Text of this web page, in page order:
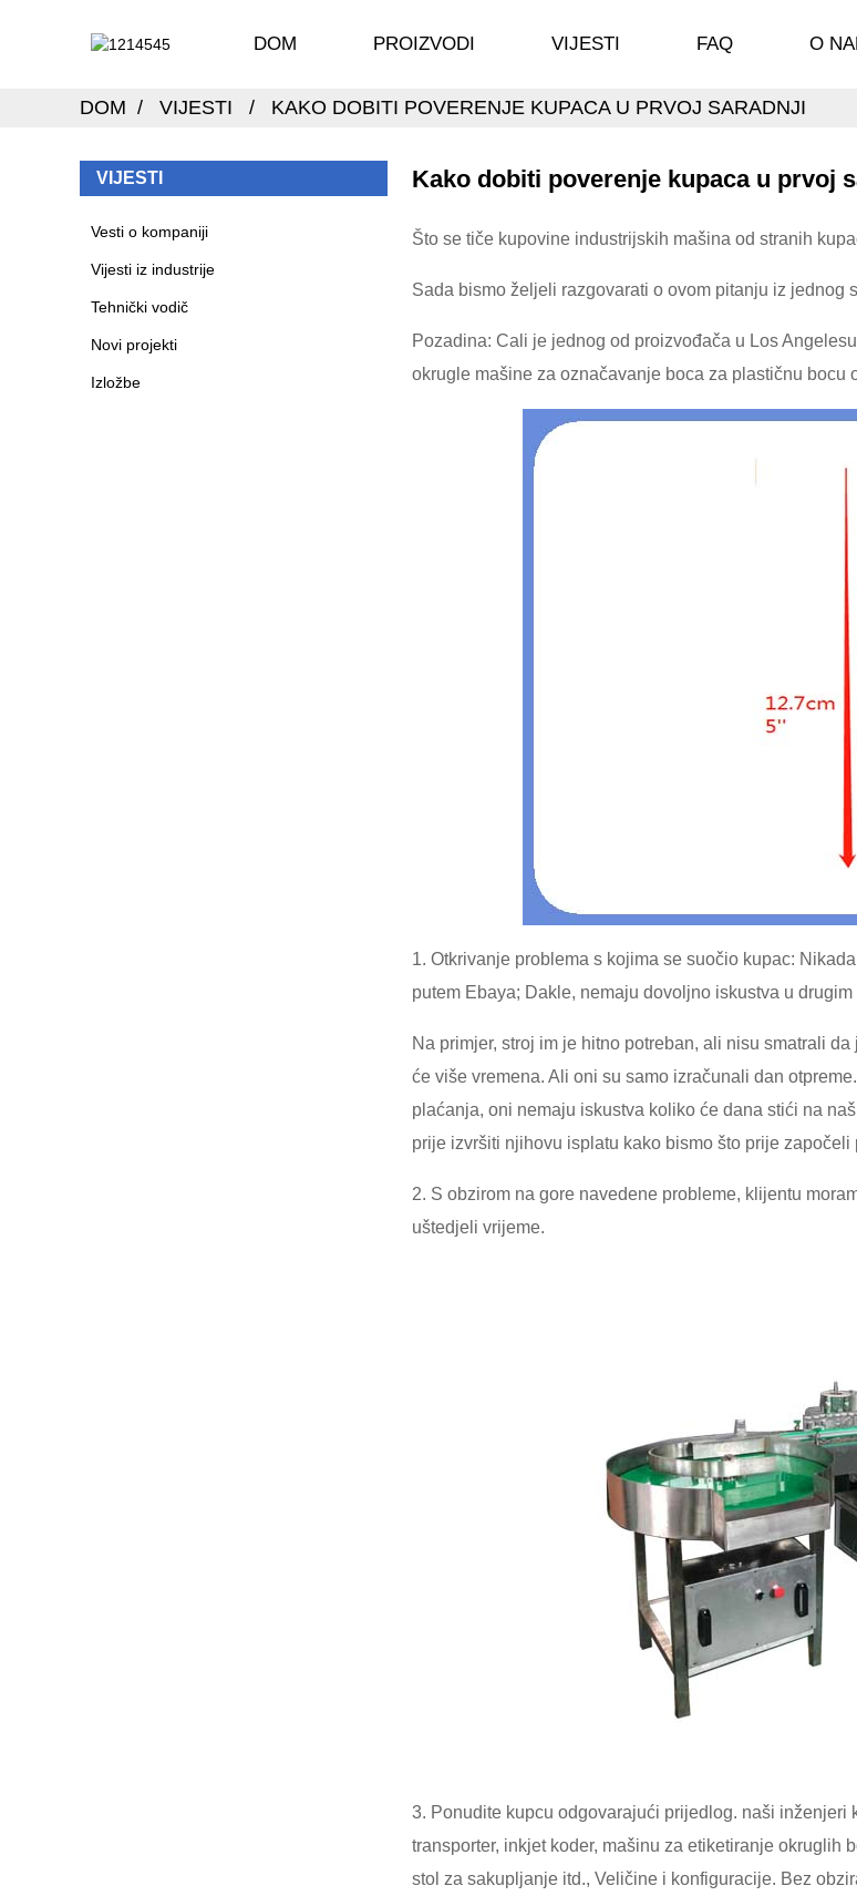
DOM PROIZVODI VIJESTI FAQ O
DOM VIJESTI KAKO DOBITI POVERENJE KUPACA U PRVOJ SARADNJI
VIJESTI
Vesti o kompaniji
Vijesti iz industrije
Tehnički vodič
Novi projekti
Izložbe
Kako dobiti poverenje kupaca u prvoj
Što se tiče kupovine industrijskih mašina od stranih
Sada bismo željeli razgovarati o ovom pitanju iz jednog
Pozadina: Cali je jednog od proizvođača u Los
okrugle mašine za označavanje boca za plastičnu
1. Otkrivanje problema s kojima se suočio kupac:
putem Ebaya; Dakle, nemaju dovoljno iskustva u
Na primjer, stroj im je hitno potreban, ali nisu smatrali
će više vremena. Ali oni su samo izračunali dan
plaćanja, oni nemaju iskustva koliko će dana stići na
prije izvršiti njihovu isplatu kako bismo što prije započeli
2. S obzirom na gore navedene probleme, klijentu
uštedjeli vrijeme.
3. Ponudite kupcu odgovarajući prijedlog. naši
transporter, inkjet koder, mašinu za etiketiranje okruglih
stol za sakupljanje itd., Veličine i konfiguracije. Bez